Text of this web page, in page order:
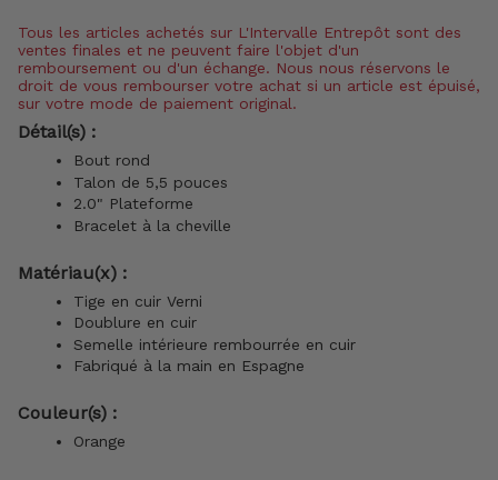
Tous les articles achetés sur L'Intervalle Entrepôt sont des
ventes finales et ne peuvent faire l'objet d'un
remboursement ou d'un échange. Nous nous réservons le
droit de vous rembourser votre achat si un article est épuisé,
sur votre mode de paiement original.
Détail(s) :
Bout rond
Talon de 5,5 pouces
2.0" Plateforme
Bracelet à la cheville
Matériau(x) :
Tige en cuir Verni
Doublure en cuir
Semelle intérieure rembourrée en cuir
Fabriqué à la main en Espagne
Couleur(s) :
Orange